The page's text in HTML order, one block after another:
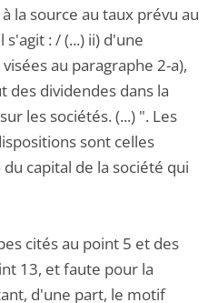
la source au taux prévu au
: / (...) ii) d'une
au paragraphe 2-a),
dividendes dans la
les sociétés. (...) ". Les
sont celles
capital de la société qui
cités au point 5 et des
13, et faute pour la
d'une part, le motif